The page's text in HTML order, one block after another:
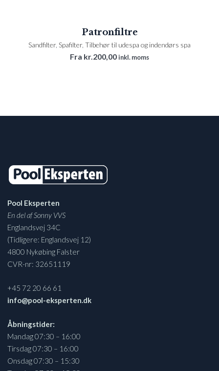
Patronfiltre
Sandfilter, Spafilter, Tilbehør til udespa og indendørs spa
Fra kr.200,00inkl. moms
Pool Eksperten
En del af Sonny VVS
Englandsvej 34C
(Tidligere: Englandsvej 12)
4800 Nykøbing Falster
CVR-nr: 32651119
+45 72 20 66 61
info@pool-eksperten.dk
Åbningstider:
Mandag 07:30 – 16:00
Tirsdag 07:30 – 16:00
Onsdag 07:30 – 15:30